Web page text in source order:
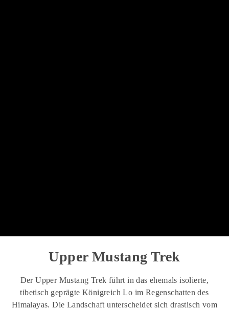
Upper Mustang Trek
Der Upper Mustang Trek führt in das ehemals isolierte,
tibetisch geprägte Königreich Lo im Regenschatten des
Himalayas. Die Landschaft unterscheidet sich drastisch vom